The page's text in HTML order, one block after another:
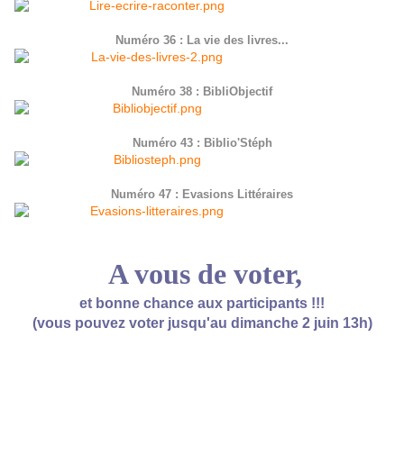
Numéro 36 : La vie des livres...
Numéro 38 : BibliObjectif
Numéro 43 : Biblio'Stéph
Numéro 47 : Evasions Littéraires
A vous de voter,
et bonne chance aux participants !!!
(vous pouvez voter jusqu'au dimanche 2 juin 13h)